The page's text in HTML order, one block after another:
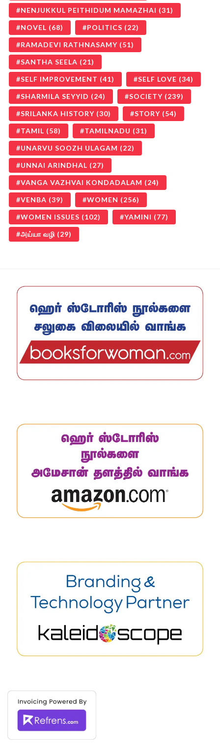
NENJUKKUL PEITHIDUM MAMAZHAI (31)
NOVEL (68) POLITICS (22)
RAMADEVI RATHNASAMY (51)
SANTHA SEELA (21)
SELF IMPROVEMENT (41) SELF LOVE (34)
SHARMILA SEYYID (24) SOCIETY (239)
SRILANKA HISTORY (30) STORY (54)
TAMIL (58) TAMILNADU (31)
UNARVU SOOZH ULAGAM (22)
UNNAI ARINDHAL (27)
VANGA VAZHVAI KONDADALAM (24)
VENBA (39) WOMEN (256)
WOMEN ISSUES (102) YAMINI (77)
அய்யா வழி (29)